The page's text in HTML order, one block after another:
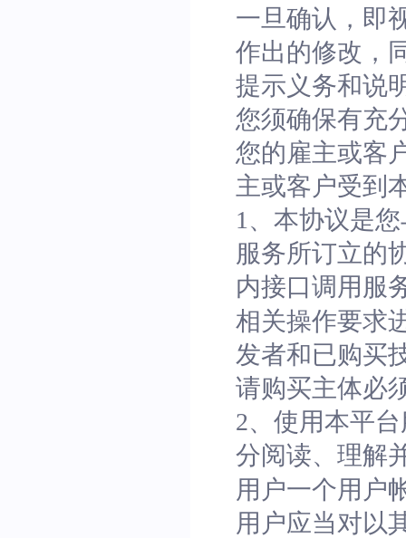
一旦确认，即
作出的修改，
提示义务和说
您须确保有充
您的雇主或客
主或客户受到
1、本协议是
服务所订立的
内接口调用服
相关操作要求
发者和已购买
请购买主体必
2、使用本平
分阅读、理解
用户一个用户
用户应当对以